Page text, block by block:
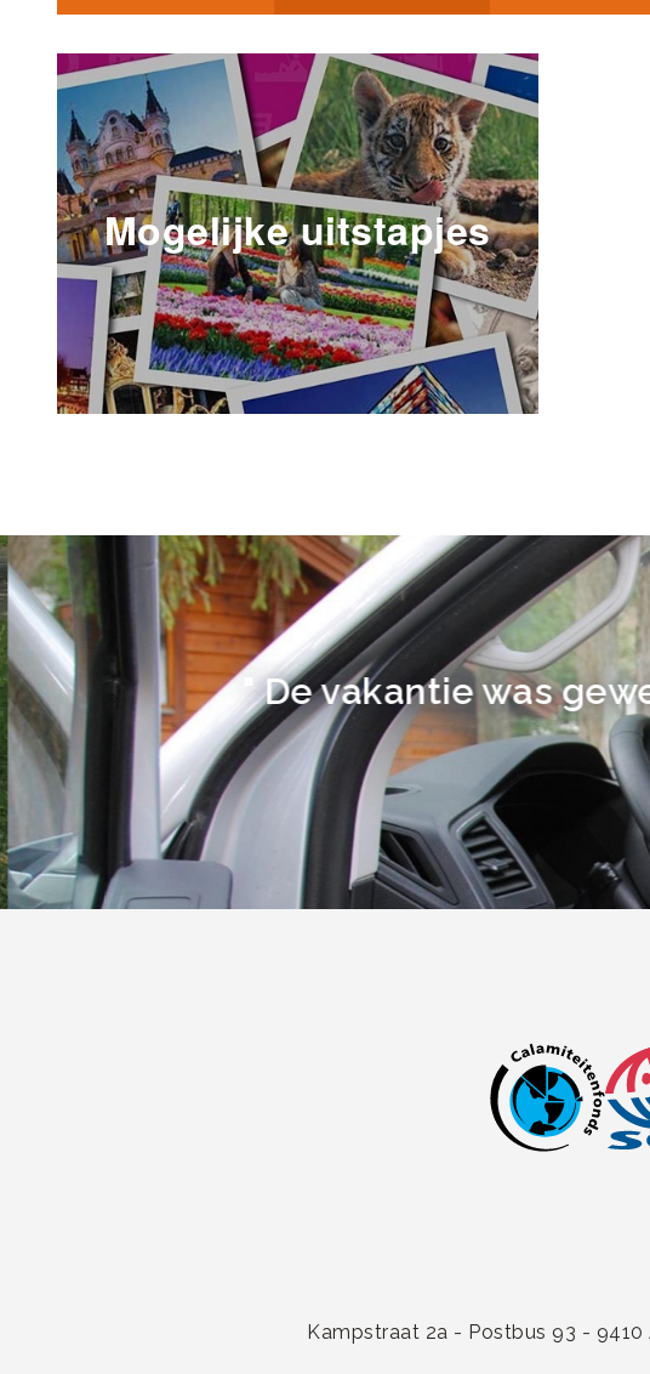
Mogelijke uitstapjes
" De vakantie was
Kampstraat 2a - Postbus 93 - 9410